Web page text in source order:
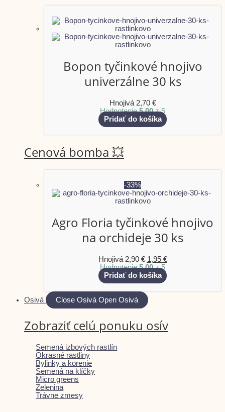
Bopon tyčinkové hnojivo
univerzálne 30 ks
Hnojivá 2,70 €
Hodnotenie5.00z 5
Pridať do košíka
Cenová bomba 💥
-33%
Agro Floria tyčinkové hnojivo
na orchideje 30 ks
Hnojivá2,90€ 1,95 €
Hodnotenie5.00z 5
Pridať do košíka
Osivá Close Osivá Open Osivá
Zobraziť celú ponuku osív
Semená izbových rastlín
Okrasné rastliny
Bylinky a korenie
Semená na klíčky
Micro greens
Zelenina
Trávne zmesy